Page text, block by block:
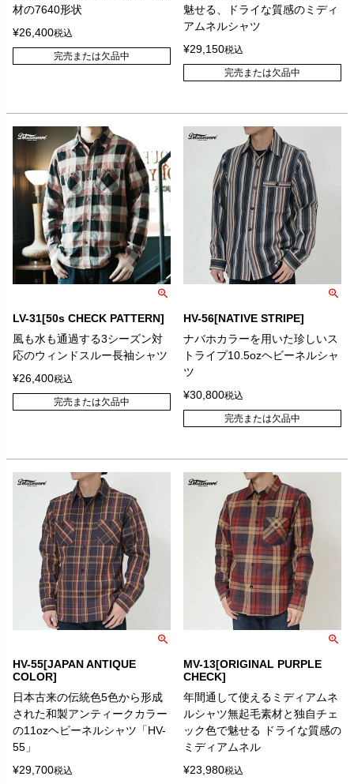
材の7640形状
¥26,400税込
完売または欠品中
魅せる、ドライな質感のミディ
アムネルシャツ
¥29,150税込
完売または欠品中
LV-31[50s CHECK PATTERN]
風も水も通過する3シーズン対
応のウィンドスルー長袖シャツ
¥26,400税込
完売または欠品中
HV-56[NATIVE STRIPE]
ナバホカラーを用いた珍しいス
トライプ10.5ozヘビーネルシャ
ツ
¥30,800税込
完売または欠品中
HV-55[JAPAN ANTIQUE
COLOR]
日本古来の伝統色5色から形成
された和製アンティークカラー
の11ozヘビーネルシャツ「HV-
55」
¥29,700税込
MV-13[ORIGINAL PURPLE
CHECK]
年間通して使えるミディアムネ
ルシャツ無起毛素材と独自チェ
ック色で魅せる ドライな質感の
ミディアムネル
¥23,980税込